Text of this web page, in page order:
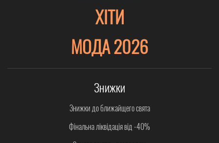
ХІТИ
МОДА 2026
Знижки
Знижки до ближайщего свята
Фінальна ліквідація від -40%